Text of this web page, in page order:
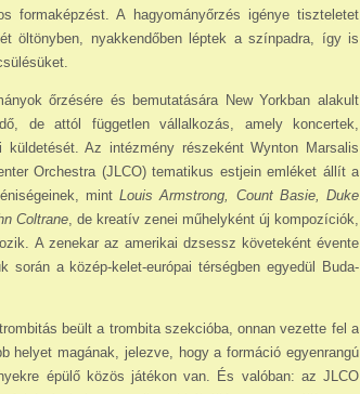
formaképzést. A hagyományőrzés igénye tiszteletet
öltönyben, nyakkendőben léptek a színpadra, így is
őrzésére és bemu­tatására New Yorkban alakult
de attól független vállalkozás, amely koncertek,
Az intézmény részeként Wynton Marsalis
Orchestra (JLCO) tematikus estjein emléket állít a
mintLouis Armstrong, Count Basie, Duke
Coltrane, de kreatív zenei műhelyként új kompozíciók,
A zenekar az amerikai dzsessz követeként évente
során a közép-kelet-európai térségben egyedül Bu­da­
beült a trombita szekcióba, onnan vezette fel a
helyet magának, jelezve, hogy a formáció egyenrangú
épülő közös játékon van. És valóban: az JLCO